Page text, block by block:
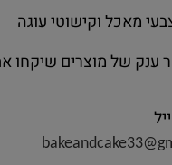
ענק של מוצרים
מאכל וקישוטי עוגה